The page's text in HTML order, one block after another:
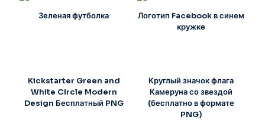
Зеленая футболка
Логотип Facebook в синем
кружке
Kickstarter Green and
White Circle Modern
Design Бесплатный PNG
Круглый значок флага
Камеруна со звездой
(бесплатно в формате
PNG)